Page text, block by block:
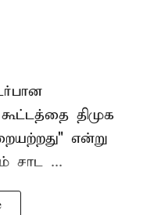
திமுக
என்று
சாட ...